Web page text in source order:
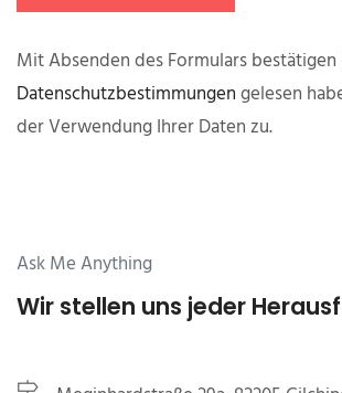
Mit Absenden des Formulars bestätigen
Datenschutzbestimmungengelesen
der Verwendung Ihrer Daten zu.
Ask Me Anything
Wir stellen uns jeder